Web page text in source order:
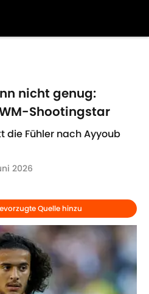
nicht genug:
Shootingstar
die Fühler nach Ayyoub
2026
Quelle hinzu